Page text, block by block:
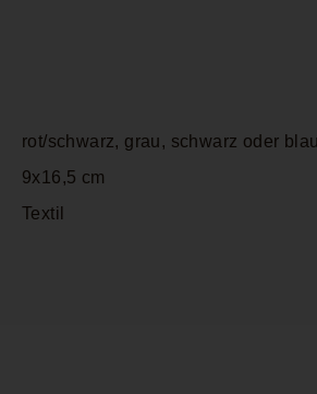
rot/schwarz, grau, schwarz oder b lau
9x16,5 cm
Textil